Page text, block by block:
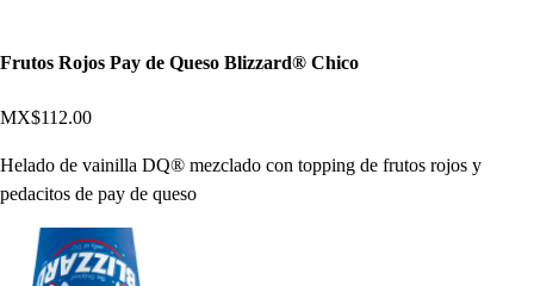
Frutos Rojos Pay de Queso Blizzard® Chico
MX$112.00
Helado de vainilla DQ® mezclado con topping de frutos rojos y
pedacitos de pay de queso